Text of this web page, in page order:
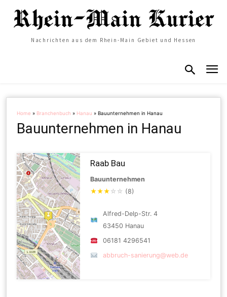
Nachrichten aus dem Rhein-Main Gebiet und Hessen
Home » Branchenbuch » Hanau »Bauunternehmen in Hanau
Bauunternehmen in Hanau
Raab Bau
Bauunternehmen
★★★ ☆ ☆ (8)
Alfred-Delp-Str. 4
63450 Hanau
06181 4296541
abbruch-sanierung@web.de